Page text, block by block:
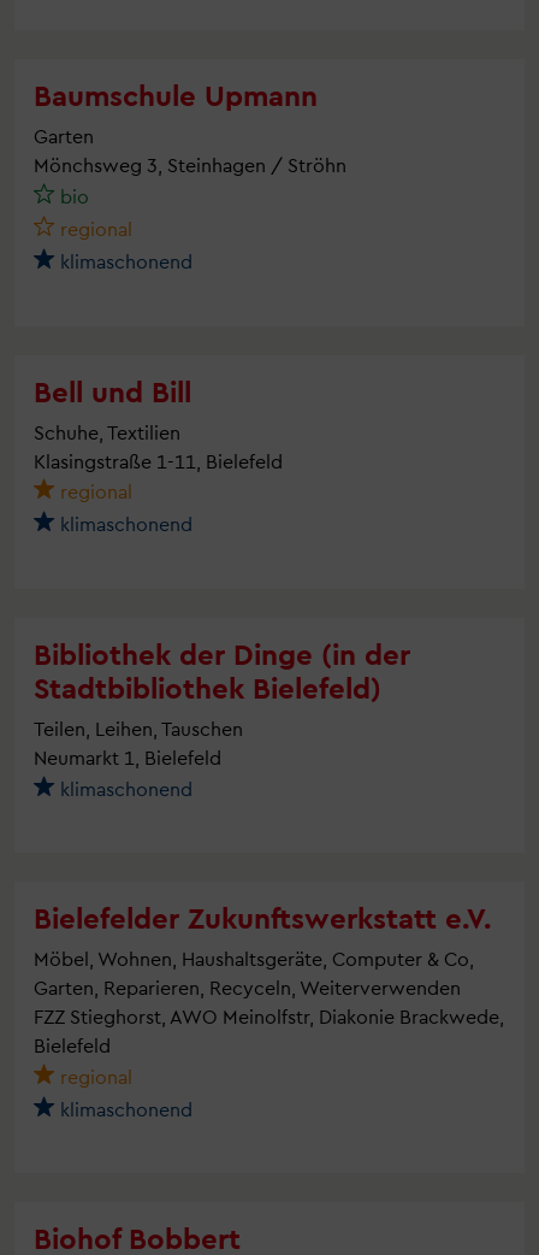
Baumschule Upmann
Garten
Mönchsweg 3, Steinhagen / Ströhn
bio
regional
klimaschonend
Bell und Bill
Schuhe, Textilien
Klasingstraße 1-11, Bielefeld
regional
klimaschonend
Bibliothek der Dinge (in der
Stadtbibliothek Bielefeld)
Teilen, Leihen, Tauschen
Neumarkt 1, Bielefeld
klimaschonend
Bielefelder Zukunftswerkstatt e.V.
Möbel, Wohnen, Haushaltsgeräte, Computer & Co,
Garten, Reparieren, Recyceln, Weiterverwenden
FZZ Stieghorst, AWO Meinolfstr, Diakonie Brackwede,
Bielefeld
regional
klimaschonend
Biohof Bobbert